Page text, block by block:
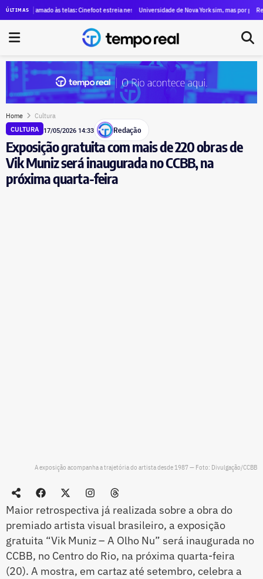
ÚLTIMAS
seu primeiro mandato na Alerj
gramado às telas: Cinefoot estreia nesta quinta (6) com exibição de filmes de 10 países
Universidade de Nova York sim, mas por pouco tempo:
Redução da
Home Cultura
CULTURA 17/05/2026 14:33 Redação
Exposição gratuita com mais de 220 obras de
Vik Muniz será inaugurada no CCBB, na
próxima quarta-feira
A exposição acompanha a trajetória do artista desde 1987 — Foto: Divulgação/CCBB
Maior retrospectiva já realizada sobre a obra do
premiado artista visual brasileiro, a exposição
gratuita “Vik Muniz – A Olho Nu” será inaugurada no
CCBB, no Centro do Rio, na próxima quarta-feira
(20). A mostra, em cartaz até setembro, celebra a